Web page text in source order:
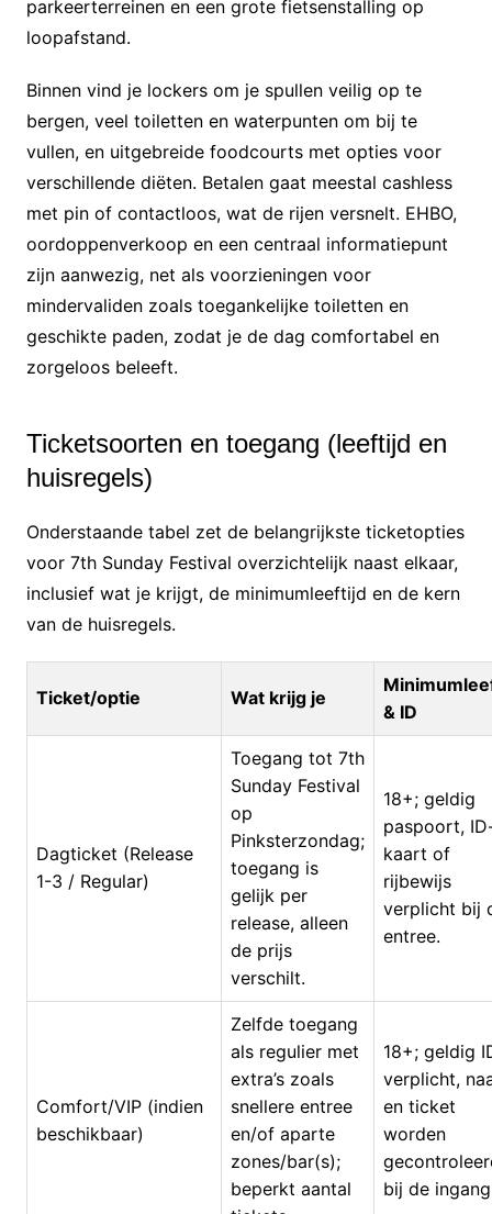
parkeerterreinen en een grote fietsenstalling op
loopafstand.
Binnen vind je lockers om je spullen veilig op te
bergen, veel toiletten en waterpunten om bij te
vullen, en uitgebreide foodcourts met opties voor
verschillende diëten. Betalen gaat meestal cashless
met pin of contactloos, wat de rijen versnelt. EHBO,
oordoppenverkoop en een centraal informatiepunt
zijn aanwezig, net als voorzieningen voor
mindervaliden zoals toegankelijke toiletten en
geschikte paden, zodat je de dag comfortabel en
zorgeloos beleeft.
Ticketsoorten en toegang (leeftijd en
huisregels)
Onderstaande tabel zet de belangrijkste ticketopties
voor 7th Sunday Festival overzichtelijk naast elkaar,
inclusief wat je krijgt, de minimumleeftijd en de kern
van de huisregels.
Ticket/optie Wat krijg je
& ID
Dagticket (Release
1-3 / Regular)
Toegang tot 7th
Sunday Festival
op
Pinksterzondag;
toegang is
gelijk per
release, alleen
de prijs
verschilt.
18+; geldig
paspoort,
kaart of
rijbewijs
verplicht bij
entree.
Comfort/VIP (indien
beschikbaar)
Zelfde toegang
als regulier met
extra’s zoals
snellere entree
en/of aparte
zones/bar(s);
beperkt aantal
18+; geldig
verplicht,
en ticket
worden
bij de